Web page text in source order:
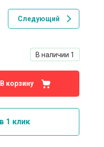
Следующий
В наличии 1
В корзину
1 клик